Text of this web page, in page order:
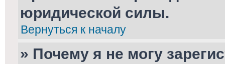
юридической силы.
Вернуться к началу
» Почему я не могу